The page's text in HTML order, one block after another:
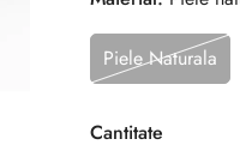
Piele Naturala
Cantitate